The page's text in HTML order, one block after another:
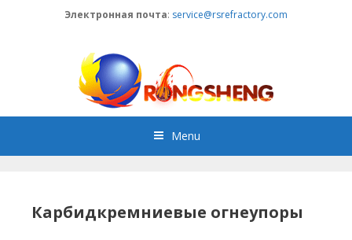
Электронная почта: service@rsrefractory.com
Menu
Карбидкремниевые огнеупоры